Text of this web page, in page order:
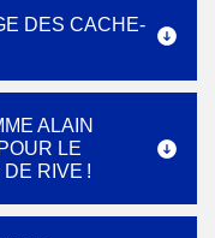
DES CACHE-
ALAIN
LE
RIVE !